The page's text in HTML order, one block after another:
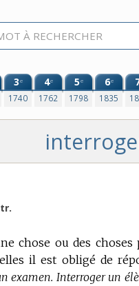
3e
1740
4e
1762
5e
1798
6e
1835
chose ou des
il est obligé de
examen. Interroger un